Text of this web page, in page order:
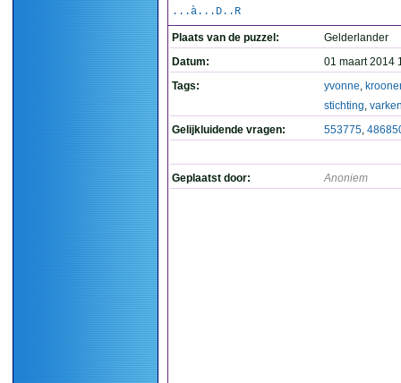
...à...D..R
Plaats van de puzzel:
Gelderlander
Datum:
01 maart 2014
Tags:
yvonne,
stichting,
Gelijkluidende vragen:
553775,
Geplaatst door: Anoniem